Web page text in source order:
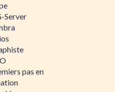
Server
pas en